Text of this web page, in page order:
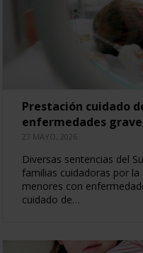
Prestación cuidado
enfermedades
27 MAYO, 2026
Diversas sentencias del
familias cuidadoras por
menores con
cuidado de…